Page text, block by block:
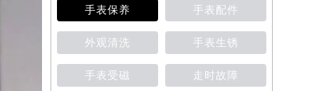
手表保养 手表配件
外观清洗 手表生锈
手表受磁 走时故障